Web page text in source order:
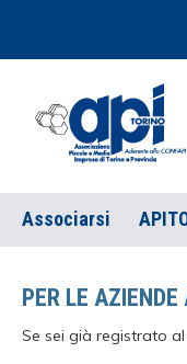
Associarsi
PER LE
Se sei già registrato